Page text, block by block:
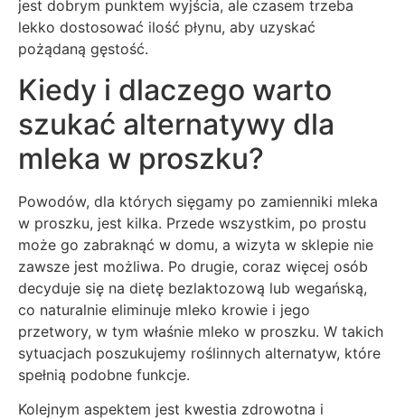
jest dobrym punktem wyjścia, ale czasem trzeba
lekko dostosować ilość płynu, aby uzyskać
pożądaną gęstość.
Kiedy i dlaczego warto
szukać alternatywy dla
mleka w proszku?
Powodów, dla których sięgamy po zamienniki mleka
w proszku, jest kilka. Przede wszystkim, po prostu
może go zabraknąć w domu, a wizyta w sklepie nie
zawsze jest możliwa. Po drugie, coraz więcej osób
decyduje się na dietę bezlaktozową lub wegańską,
co naturalnie eliminuje mleko krowie i jego
przetwory, w tym właśnie mleko w proszku. W takich
sytuacjach poszukujemy roślinnych alternatyw, które
spełnią podobne funkcje.
Kolejnym aspektem jest kwestia zdrowotna i